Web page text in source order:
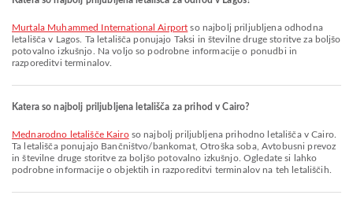
Murtala Muhammed International Airport so najbolj priljubljena odhodna
letališča v Lagos. Ta letališča ponujajo Taksi in številne druge storitve za boljšo
potovalno izkušnjo. Na voljo so podrobne informacije o ponudbi in
razporeditvi terminalov.
Katera so najbolj priljubljena letališča za prihod v Cairo?
Mednarodno letališče Kairoso najbolj priljubljena prihodno letališča v Cairo.
Ta letališča ponujajo Bančništvo/bankomat, Otroška soba, Avtobusni prevoz
in številne druge storitve za boljšo potovalno izkušnjo. Ogledate si lahko
podrobne informacije o objektih in razporeditvi terminalov na teh letališčih.